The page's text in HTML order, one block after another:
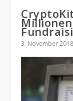
3. November 2018